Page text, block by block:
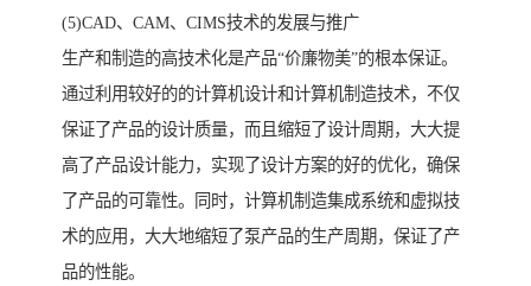
(5)CAD、CAM、CIMS技术的发展与推广
生产和制造的高技术化是产品“价廉物美”的根本保证。
通过利用较好的的计算机设计和计算机制造技术，不仅
保证了产品的设计质量，而且缩短了设计周期，大大提
高了产品设计能力，实现了设计方案的好的优化，确保
了产品的可靠性。同时，计算机制造集成系统和虚拟技
术的应用，大大地缩短了泵产品的生产周期，保证了产
品的性能。